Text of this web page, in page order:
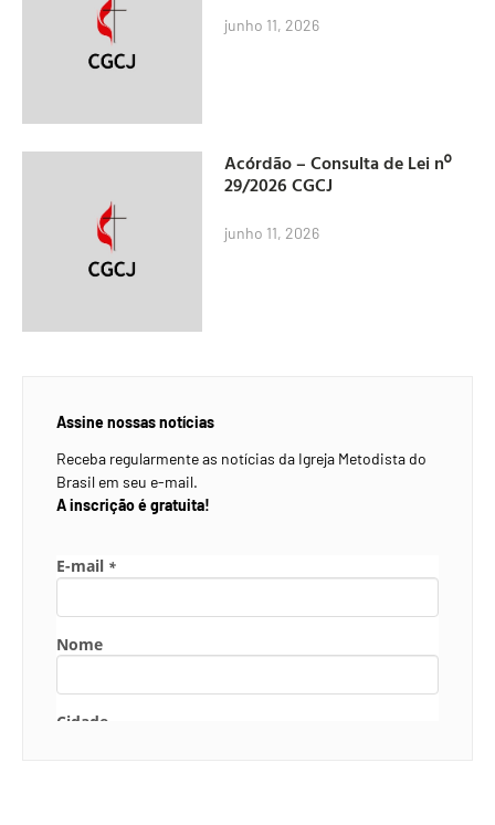
junho 11, 2026
Acórdão – Consulta de Lei nº
29/2026 CGCJ
junho 11, 2026
Assine nossas notícias
Receba regularmente as notícias da Igreja Metodista do
Brasil em seu e-mail.
A inscrição é gratuita!